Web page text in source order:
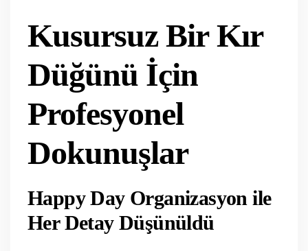
Kusursuz Bir Kır
Düğünü İçin
Profesyonel
Dokunuşlar
Happy Day Organizasyon ile
Her Detay Düşünüldü